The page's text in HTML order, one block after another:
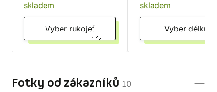
skladem
Vyber rukojeť
skladem
Vyber délku
Fotky od zákazníků 10